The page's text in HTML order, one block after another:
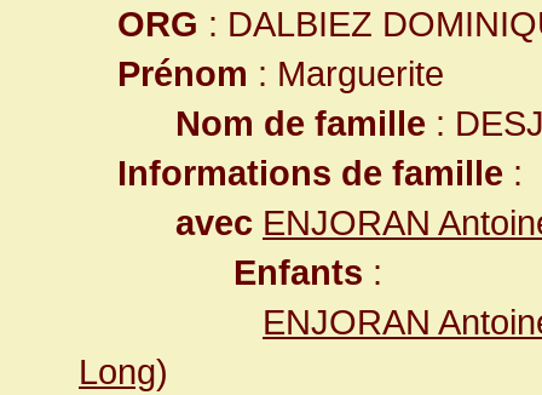
ORG : DALBIEZ
Prénom : Marguerite
Nom de famille :
Informations de famille :
avec ENJORAN
Enfants :
ENJORAN
Long)